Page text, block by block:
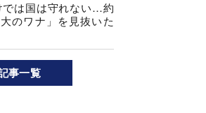
では国は守れない…約
のワナ」を見抜いた
事一覧